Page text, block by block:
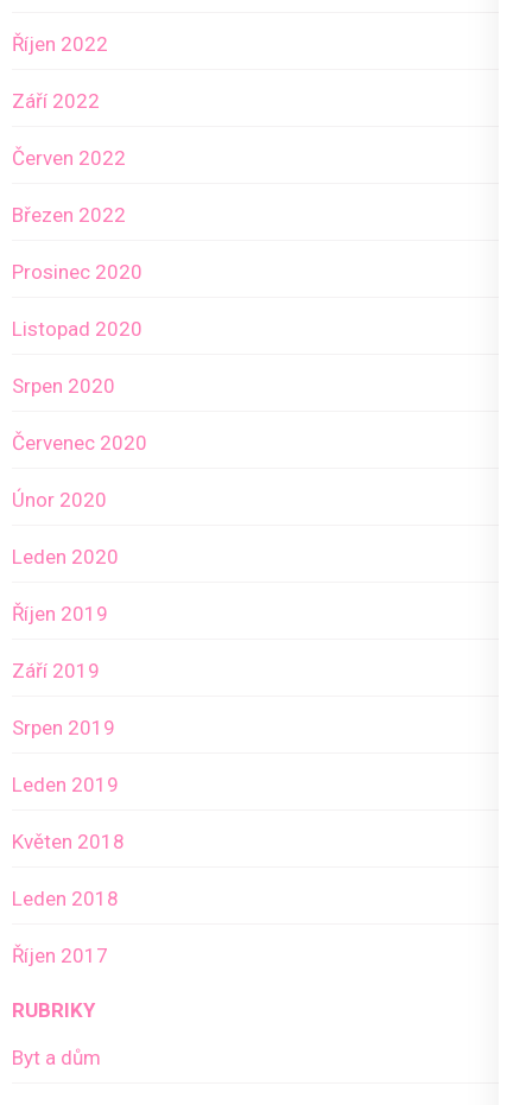
Říjen 2022
Září 2022
Červen 2022
Březen 2022
Prosinec 2020
Listopad 2020
Srpen 2020
Červenec 2020
Únor 2020
Leden 2020
Říjen 2019
Září 2019
Srpen 2019
Leden 2019
Květen 2018
Leden 2018
Říjen 2017
RUBRIKY
Byt a dům